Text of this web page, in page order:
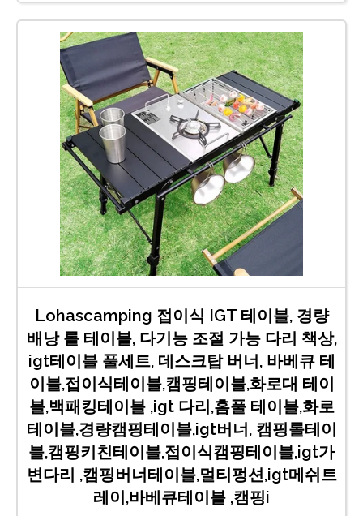
Lohascamping 접이식 IGT 테이블, 경량
배낭 롤 테이블, 다기능 조절 가능 다리 책상,
igt테이블 풀세트, 데스크탑 버너, 바베큐 테
이블,접이식테이블,캠핑테이블,화로대 테이
블,백패킹테이블 ,igt 다리,홈풀 테이블,화로
테이블,경량캠핑테이블,igt버너, 캠핑롤테이
블,캠핑키친테이블,접이식캠핑테이블,igt가
변다리 ,캠핑버너테이블,멀티펑션,igt메쉬트
레이,바베큐테이블 ,캠핑i